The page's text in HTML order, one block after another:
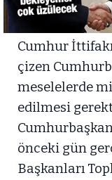
Cumhur
çizen
meselelerde
edilmesi
önceki gün
Başkanları